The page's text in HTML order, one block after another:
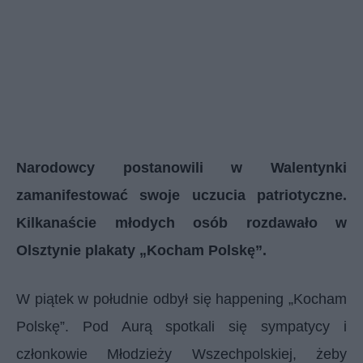
Narodowcy postanowili w Walentynki
zamanifestować swoje uczucia patriotyczne.
Kilkanaście młodych osób rozdawało w
Olsztynie plakaty „Kocham Polskę”.
W piątek w południe odbył się happening „Kocham
Polskę”. Pod Aurą spotkali się sympatycy i
członkowie Młodzieży Wszechpolskiej, żeby